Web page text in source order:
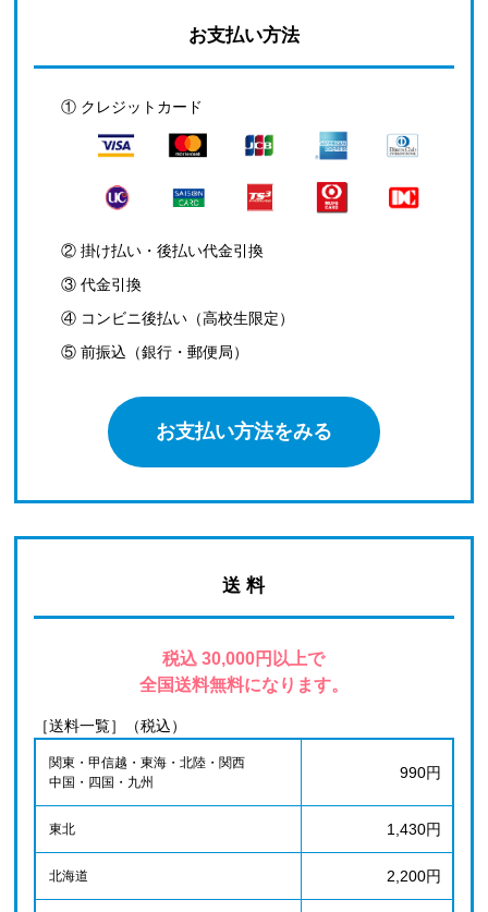
お支払い方法
① クレジットカード
② 掛け払い・後払い代金引換
③ 代金引換
④ コンビニ後払い（高校生限定）
⑤ 前振込（銀行・郵便局）
お支払い方法をみる
送 料
税込 30,000円以上で
全国送料無料になります。
［送料一覧］（税込）
関東・甲信越・東海・北陸・関西
中国・四国・九州
990円
東北 1,430円
北海道 2,200円